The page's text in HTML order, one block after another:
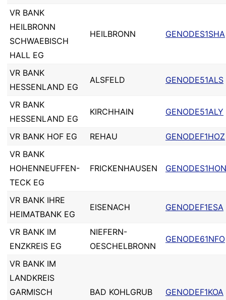
VR BANK
HEILBRONN
SCHWAEBISCH
HALL EG
HEILBRONN GENODES1SHA
VR BANK
HESSENLAND EG
ALSFELD GENODE51ALS
VR BANK
HESSENLAND EG
KIRCHHAIN GENODE51ALY
VR BANK HOF EG REHAU
GENODEF1HOZ
VR BANK
HOHENNEUFFEN-
TECK EG
FRICKENHAUSEN GENODES1HON
VR BANK IHRE
HEIMATBANK EG
EISENACH GENODEF1ESA
VR BANK IM
ENZKREIS EG
NIEFERN-
OESCHELBRONN
GENODE61NFO
VR BANK IM
LANDKREIS
GARMISCH
BAD KOHLGRUB GENODEF1KOA